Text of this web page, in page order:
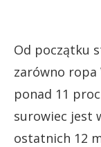
Od początku
zarówno ropa
ponad 11
surowiec jest
ostatnich 12